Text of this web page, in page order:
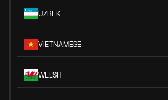
UZBEK
VIETNAMESE
WELSH